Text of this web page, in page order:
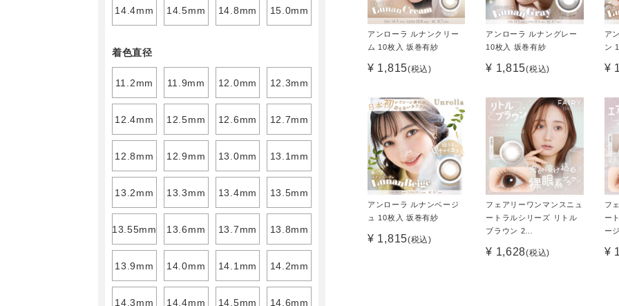
14.4mm 14.5mm 14.8mm 15.0mm
着色直径
11.2mm 11.9mm 12.0mm 12.3mm
12.4mm 12.5mm 12.6mm 12.7mm
12.8mm 12.9mm 13.0mm 13.1mm
13.2mm 13.3mm 13.4mm 13.5mm
13.55mm 13.6mm 13.7mm 13.8mm
13.9mm 14.0mm 14.1mm 14.2mm
14.3mm 14.4mm 14.5mm 14.6mm
アンローラ ルナンクリー
ム 10枚入 坂巻有紗
¥ 1,815(税込)
アンローラ ルナングレー
10枚入 坂巻有紗
¥ 1,815(税込)
ア
ン
¥
アンローラ ルナンベージ
ュ 10枚入 坂巻有紗
¥ 1,815(税込)
フェアリーワンマンスニュ
ートラルシリーズ リトル
ブラウン 2…
¥ 1,628(税込)
フ
ー
ー
¥